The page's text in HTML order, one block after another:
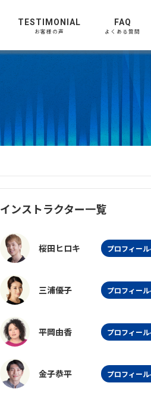
TESTIMONIAL
お客様の声
FAQ
よくある質問
インストラクター一覧
桜田ヒロキ プロフィー
三浦優子 プロフィー
平岡由香 プロフィー
金子恭平 プロフィー